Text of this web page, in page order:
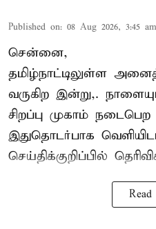
Published on: 08 Aug 2026, 3:45 am
சென்னை,
தமிழ்நாட்டிலுள்ள
வருகிற இன்று,.
சிறப்பு முகாம்
இதுதொடர்பாக
செய்திக்குறிப்பில்